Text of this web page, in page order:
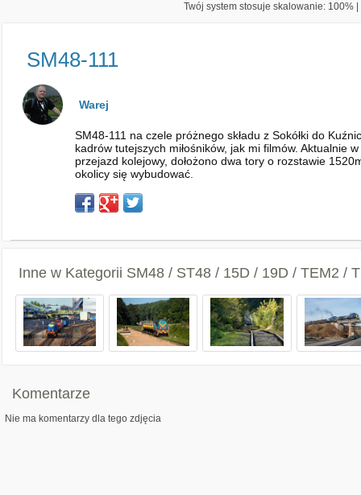
Twój system stosuje skalowanie: 100%
SM48-111
Warej
SM48-111 na czele próżnego składu z Sokółki do
kadrów tutejszych miłośników, jak mi filmów.
przejazd kolejowy, dołożono dwa tory o rozstawie
okolicy się wybudować.
Inne w Kategorii SM48 / ST48 / 15D / 19D / TEM2 /
Komentarze
Nie ma komentarzy dla tego zdjęcia